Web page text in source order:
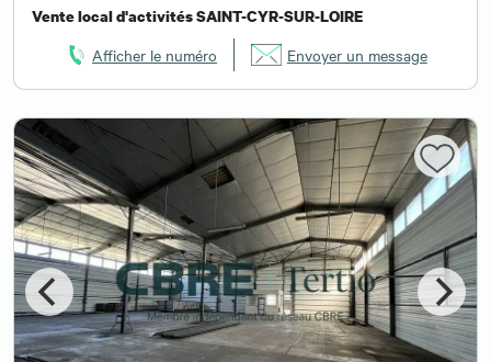
Vente local d'activités SAINT-CYR-SUR-LOIRE
Afficher le numéro Envoyer un message